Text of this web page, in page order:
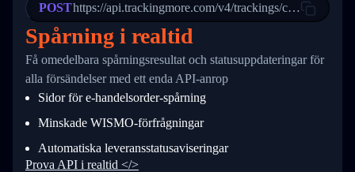
23
24
25
27
28
29
31
33
34
"Details": "Departed Facility
          },
          {
            "Date": "2017-03-06 15:28:00",
"StatusDescription": "Shipment
"Details": "BEIJING-
          }
      }
  }
}
POSThttps://api.trackingmore.com/v4/trackings/create
Spårning i realtid
Få omedelbara spårningsresultat och statusuppdateringar för
alla försändelser med ett enda API-anrop
Sidor för e-handelsorder-spårning
Minskade WISMO-förfrågningar
Automatiska leveransstatusaviseringar
Prova API i realtid </>